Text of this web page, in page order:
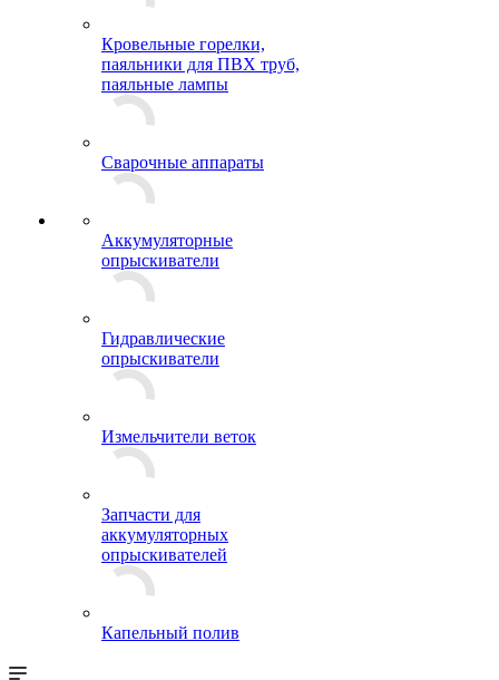
Кровельные горелки,
паяльники для ПВХ труб,
паяльные лампы
Сварочные аппараты
Аккумуляторные
опрыскиватели
Гидравлические
опрыскиватели
Измельчители веток
Запчасти для
аккумуляторных
опрыскивателей
Капельный полив